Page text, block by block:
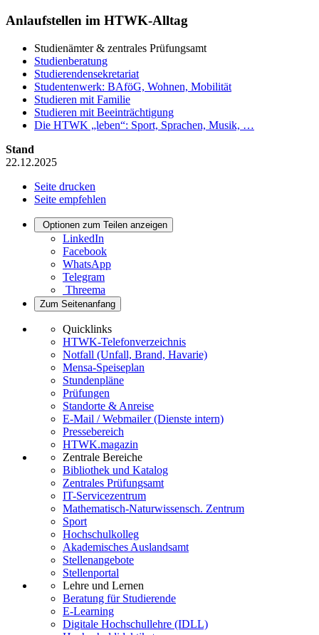
Anlaufstellen im HTWK-Alltag
Studienämter & zentrales Prüfungsamt
Studienberatung
Studierendensekretariat
Studentenwerk: BAföG, Wohnen, Mobilität
Studieren mit Familie
Studieren mit Beeinträchtigung
Die HTWK „leben“: Sport, Sprachen, Musik, …
Stand
22.12.2025
Seite drucken
Seite empfehlen
Optionen zum Teilen anzeigen
LinkedIn
Facebook
WhatsApp
Telegram
Threema
Zum Seitenanfang
Quicklinks
HTWK-Telefonverzeichnis
Notfall (Unfall, Brand, Havarie)
Mensa-Speiseplan
Stundenpläne
Prüfungen
Standorte & Anreise
E-Mail / Webmailer (Dienste intern)
Pressebereich
HTWK.magazin
Zentrale Bereiche
Bibliothek und Katalog
Zentrales Prüfungsamt
IT-Servicezentrum
Mathematisch-Naturwissensch. Zentrum
Sport
Hochschulkolleg
Akademisches Auslandsamt
Stellenangebote
Stellenportal
Lehre und Lernen
Beratung für Studierende
E-Learning
Digitale Hochschullehre (IDLL)